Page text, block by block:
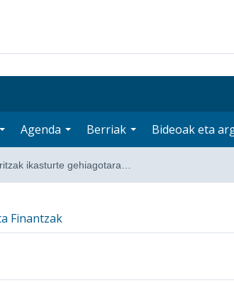
Agenda Berriak Bideoak eta
ikasturte gehiagotara…
Finantzak